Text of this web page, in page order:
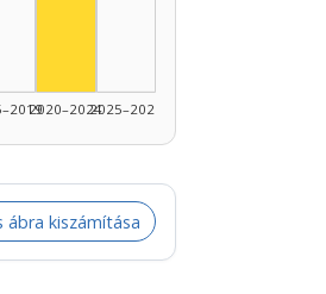
2020–20242025–2026
ábra kiszámítása